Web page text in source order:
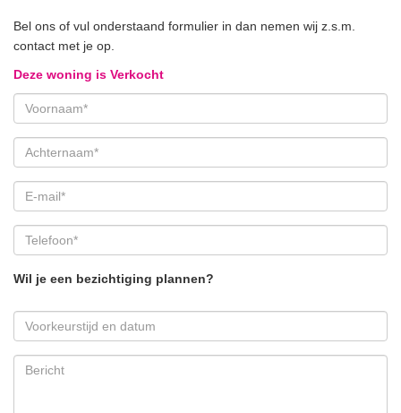
-secure adjacent communal bicycle storage
-active homeowners association (6 members), monthly
-older construction and materials disclaimers will be included in
the NVM purchase agreement
-available in mutual consultation
Bel ons of vul onderstaand formulier in dan nemen wij z.s.m.
contact met je op.
Deze woning is Verkocht
Wil je een bezichtiging plannen?